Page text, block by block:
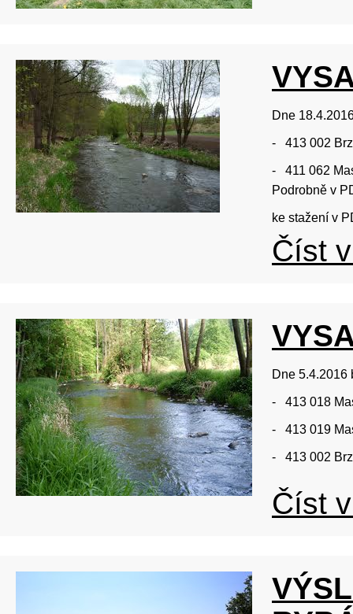
Dne
- 413 002
- 411 062
Podrobně v
ke stažení v
Číst
Dne 5.4.2016
- 413 018
- 413 019
- 413 002
Číst